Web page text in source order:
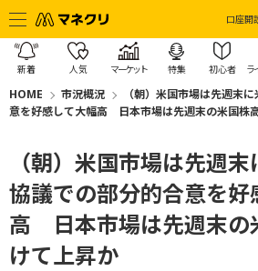
口座開
新着 人気 マーケット 特集 初心者 ラ
HOME 市況概況
（朝）米国市場は先週末
意を好感して大幅高 日本市場は先週末の米国株
（朝）米国市場は先週
協議での部分的合意を好
高 日本市場は先週末の
けて上昇か